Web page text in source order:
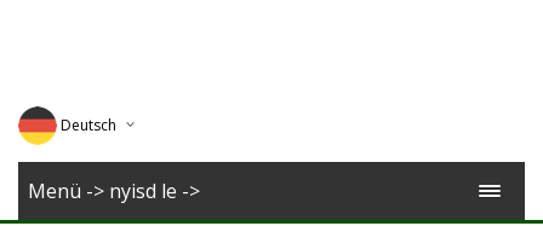
Deutsch
English
Menü -> nyisd le ->